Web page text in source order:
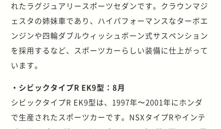
れたラグジュアリースポーツセダンです。クラウンマジ
ェスタの姉妹車であり、ハイパフォーマンスなターボエ
ンジンや四輪ダブルウィッシュボーン式サスペンション
を採用するなど、スポーツカーらしい装備に仕上がって
います。
・シビックタイプR EK9型：8月
シビックタイプR EK9型は、1997年〜2001年にホンダ
で生産されたスポーツカーです。NSXタイプRやインテ